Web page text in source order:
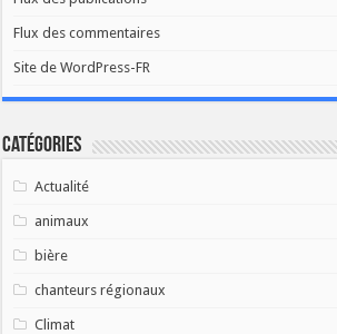
Flux des commentaires
Site de WordPress-FR
Catégories
Actualité
animaux
bière
chanteurs régionaux
Climat